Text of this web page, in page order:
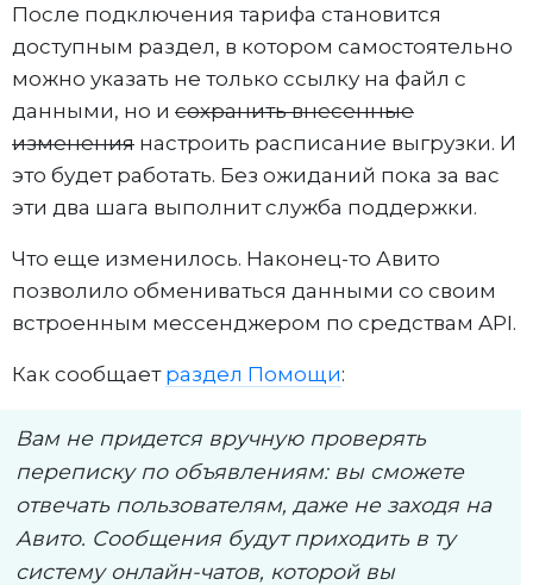
После подключения тарифа становится
доступным раздел, в котором самостоятельно
можно указать не только ссылку на файл с
данными, но и сохранить внесенные
изменения настроить расписание выгрузки. И
это будет работать. Без ожиданий пока за вас
эти два шага выполнит служба поддержки.
Что еще изменилось. Наконец-то Авито
позволило обмениваться данными со своим
встроенным мессенджером по средствам API.
Как сообщает раздел Помощи:
Вам не придется вручную проверять
переписку по объявлениям: вы сможете
отвечать пользователям, даже не заходя на
Авито. Сообщения будут приходить в ту
систему онлайн-чатов, которой вы